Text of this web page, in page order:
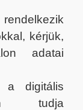
kérjük,
adatai
a digitális
tudja